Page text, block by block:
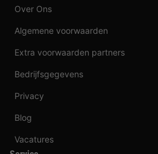
Over Ons
Algemene voorwaarden
Extra voorwaarden partners
Bedrijfsgegevens
Privacy
Blog
Vacatures